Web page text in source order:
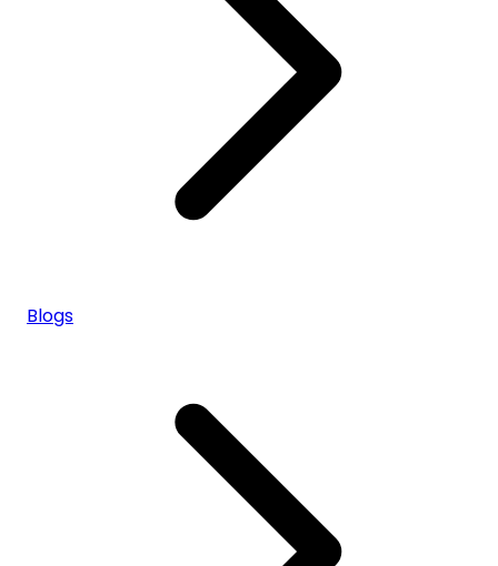
Blogs